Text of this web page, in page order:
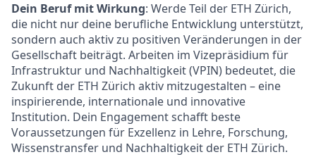
Dein Beruf mit Wirkung: Werde Teil der ETH Zürich,
die nicht nur deine berufliche Entwicklung unterstützt,
sondern auch aktiv zu positiven Veränderungen in der
Gesellschaft beiträgt. Arbeiten im Vizepräsidium für
Infrastruktur und Nachhaltigkeit (VPIN) bedeutet, die
Zukunft der ETH Zürich aktiv mitzugestalten – eine
inspirierende, internationale und innovative
Institution. Dein Engagement schafft beste
Voraussetzungen für Exzellenz in Lehre, Forschung,
Wissenstransfer und Nachhaltigkeit der ETH Zürich.